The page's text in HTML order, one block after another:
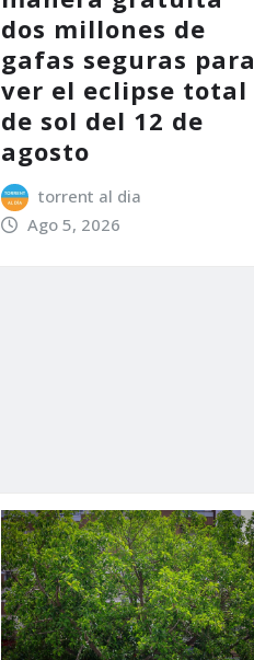
dos millones de
gafas seguras para
ver el eclipse total
de sol del 12 de
agosto
torrent al dia
Ago 5, 2026